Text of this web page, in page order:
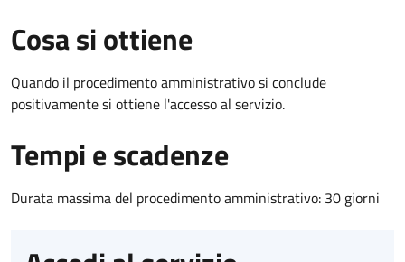
Cosa si ottiene
Quando il procedimento amministrativo si conclude
positivamente si ottiene l'accesso al servizio.
Tempi e scadenze
Durata massima del procedimento amministrativo: 30 giorni